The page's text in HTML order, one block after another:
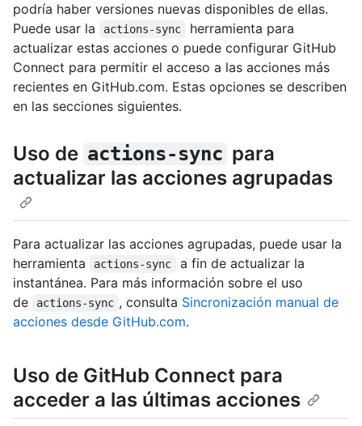
podría haber versiones nuevas disponibles de ellas.
Puede usar la
actions-sync
herramienta para
actualizar estas acciones o puede configurar GitHub
Connect para permitir el acceso a las acciones más
recientes en GitHub.com. Estas opciones se describen
en las secciones siguientes.
Uso de actions-sync para
actualizar las acciones agrupadas
Para actualizar las acciones agrupadas, puede usar la
herramienta
actions-sync
a fin de actualizar la
instantánea. Para más información sobre el uso
de
actions-sync , consulta Sincronización manual de
acciones desde GitHub.com.
Uso de GitHub Connect para
acceder a las últimas acciones